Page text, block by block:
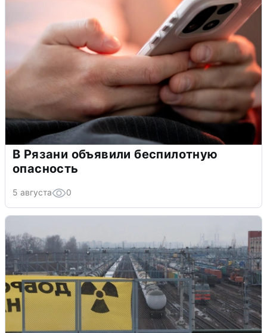
В Рязани объявили беспилотную
опасность
5 августа 0